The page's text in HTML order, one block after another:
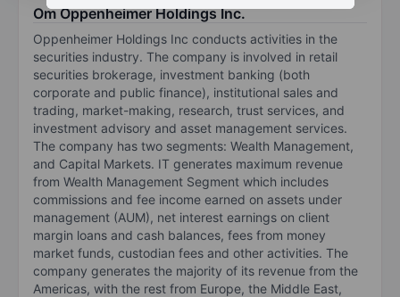
Om Oppenheimer Holdings Inc.
Oppenheimer Holdings Inc conducts activities in the
securities industry. The company is involved in retail
securities brokerage, investment banking (both
corporate and public finance), institutional sales and
trading, market-making, research, trust services, and
investment advisory and asset management services.
The company has two segments: Wealth Management,
and Capital Markets. IT generates maximum revenue
from Wealth Management Segment which includes
commissions and fee income earned on assets under
management (AUM), net interest earnings on client
margin loans and cash balances, fees from money
market funds, custodian fees and other activities. The
company generates the majority of its revenue from the
Americas, with the rest from Europe, the Middle East,